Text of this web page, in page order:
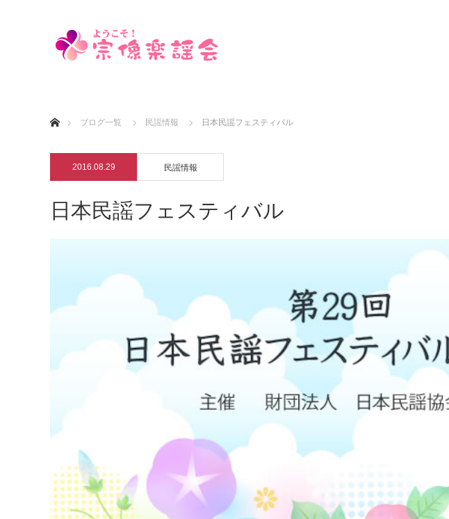
ブログ一覧
民謡情報 日本民謡フェスティバル
2016.08.29 民謡情報
日本民謡フェスティバル